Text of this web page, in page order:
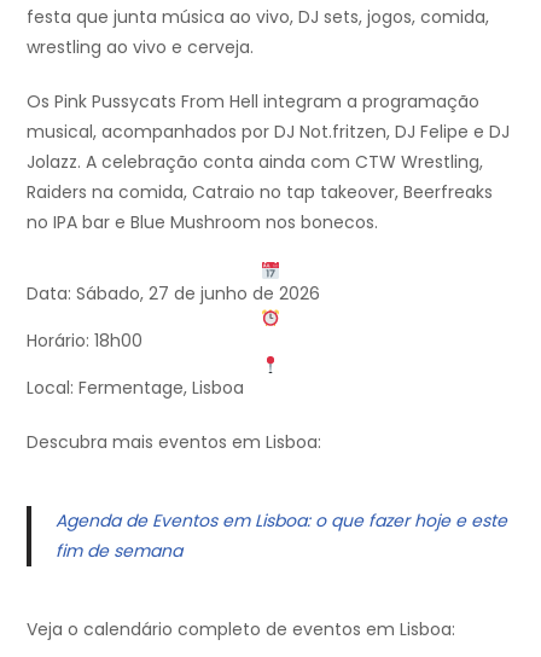
festa que junta música ao vivo, DJ sets, jogos, comida,
wrestling ao vivo e cerveja.
Os Pink Pussycats From Hell integram a programação
musical, acompanhados por DJ Not.fritzen, DJ Felipe e DJ
Jolazz. A celebração conta ainda com CTW Wrestling,
Raiders na comida, Catraio no tap takeover, Beerfreaks
no IPA bar e Blue Mushroom nos bonecos.
Data: Sábado, 27 de junho de 2026
Horário: 18h00
Local: Fermentage, Lisboa
Descubra mais eventos em Lisboa:
Agenda de Eventos em Lisboa: o que fazer hoje e este
fim de semana
Veja o calendário completo de eventos em Lisboa: